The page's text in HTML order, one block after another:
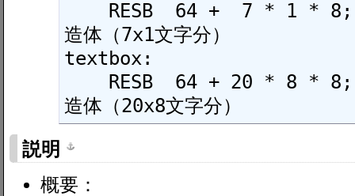
造体（7x1文字分）
textbox:
説明
概要：